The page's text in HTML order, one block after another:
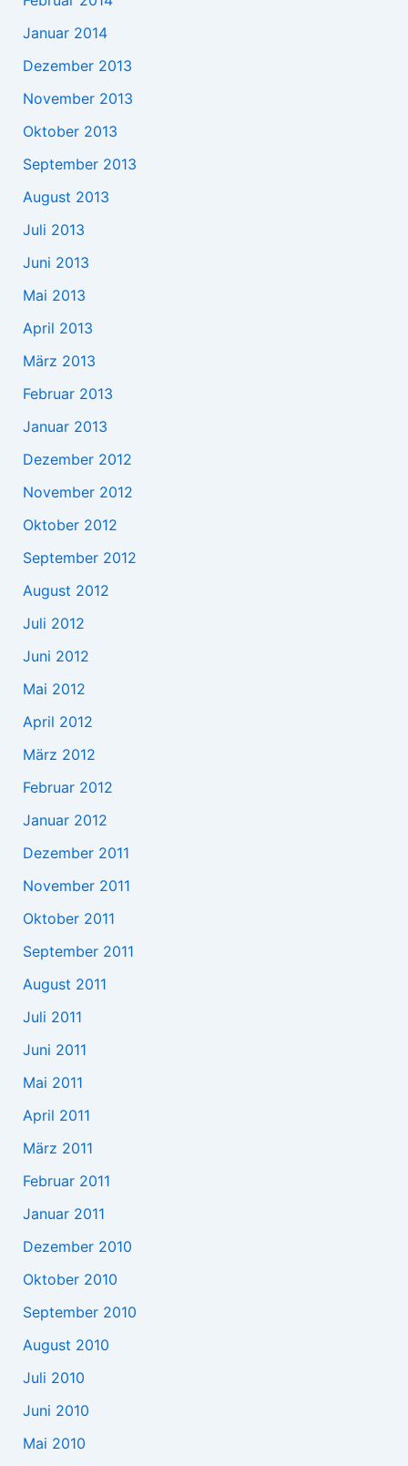
Januar 2014
Dezember 2013
November 2013
Oktober 2013
September 2013
August 2013
Juli 2013
Juni 2013
Mai 2013
April 2013
März 2013
Februar 2013
Januar 2013
Dezember 2012
November 2012
Oktober 2012
September 2012
August 2012
Juli 2012
Juni 2012
Mai 2012
April 2012
März 2012
Februar 2012
Januar 2012
Dezember 2011
November 2011
Oktober 2011
September 2011
August 2011
Juli 2011
Juni 2011
Mai 2011
April 2011
März 2011
Februar 2011
Januar 2011
Dezember 2010
Oktober 2010
September 2010
August 2010
Juli 2010
Juni 2010
Mai 2010